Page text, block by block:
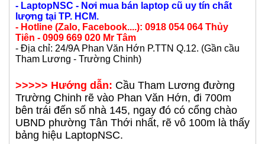
- LaptopNSC - Nơi mua bán laptop cũ uy tín chất
lượng tại TP. HCM.
- Hotline (Zalo, Facebook....): 0918 054 064 Thủy
Tiên - 0909 669 020 Mr Tâm
- Địa chỉ: 24/9A Phan Văn Hớn P.TTN Q.12. (Gần cầu
Tham Lương - Trường Chinh)
>>>>> Hướng dẫn: Cầu Tham Lương đường
Trường Chinh rẽ vào Phan Văn Hớn, đi 700m
bên trái đến số nhà 145, ngay đó có cổng chào
UBND phường Tân Thới nhất, rẽ vô 100m là thấy
bảng hiệu LaptopNSC.